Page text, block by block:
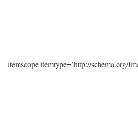
itemscope itemtype=’http://schema.org/